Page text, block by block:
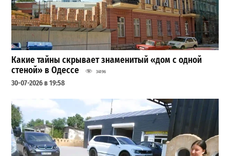
Какие тайны скрывает знаменитый «дом с одной
стеной» в Одессе
34196
30-07-2026 в 19:58